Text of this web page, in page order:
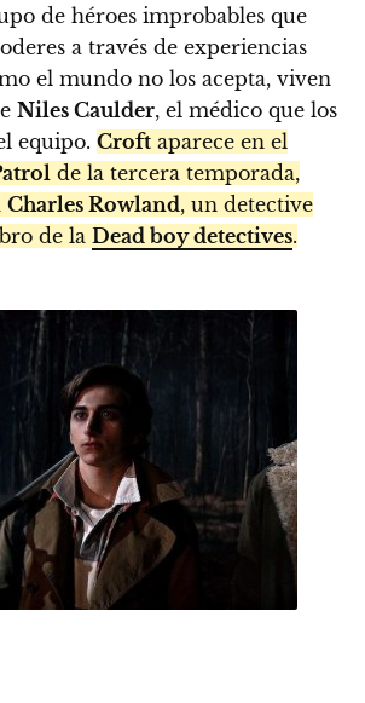
de héroes improbables que
a través de experiencias
el mundo no los acepta, viven
Niles Caulder, el médico que los
equipo. Croft aparece en el
de la tercera temporada,
Charles Rowland, un detective
de la Dead boy detectives.